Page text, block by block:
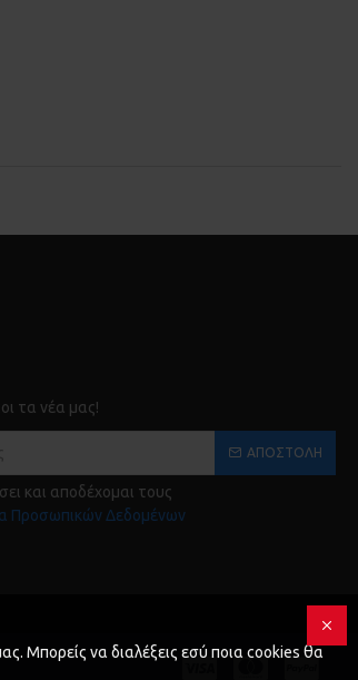
τα νέα μας!
ΑΠΟΣΤΟΛΉ
και αποδέχομαι τους
Προσωπικών Δεδομένων
Μπορείς να διαλέξεις εσύ ποια cookies θα